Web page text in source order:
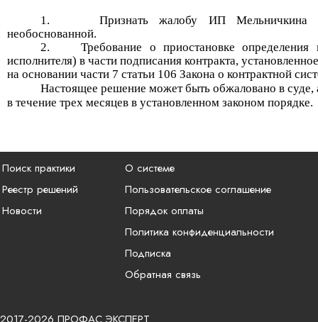
Признать жалобу ИПМельничкина
необоснованной.
Требование о приостановке определения
исполнителя) в части подписания контракта,
на основании части 7 статьи 106 Закона о контрактной
Настоящее решение может быть обжаловано в
в течение трех месяцев в установленном законом порядке.
Поиск практики
Реестр решений
Новости
О системе
Пользовательское соглашение
Порядок оплаты
Политика конфиденциальности
Подписка
Обратная связь